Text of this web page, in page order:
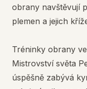
obrany navštěvují
plemen a jejich
Tréninky obrany
Mistrovství světa
úspěšně zabývá